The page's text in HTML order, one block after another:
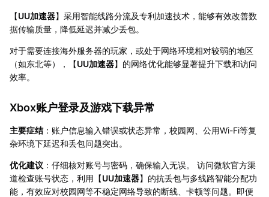
【UU加速器】采用智能线路分流及专利加速技术，能够有效改善数
据传输质量，降低延迟并减少丢包。
对于需要连接海外服务器的玩家，或处于网络环境相对较弱的地区
（如东北等），【UU加速器】的网络优化能够显著提升下载和访问
效率。
Xbox账户登录及游戏下载异常
主要症结：账户信息输入错误或状态异常，校园网、公用Wi-Fi等复
杂环境下延迟和丢包问题突出。
优化建议 ：仔细核对账号与密码，确保输入无误。 访问微软官方渠
道检查账号状态，利用【UU加速器】的抗丢包与多线路智能分配功
能，有效应对校园网等不稳定网络导致的断线、卡顿等问题。即便